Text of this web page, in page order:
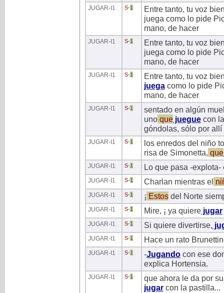
JUGAR-I1 S-1
Entre tanto, tu voz
juega como lo pide
mano, de hacer
JUGAR-I1 S-1
Entre tanto, tu voz
juega como lo pide
mano, de hacer
JUGAR-I1 S-1
Entre tanto, tu voz
juegacomo lo pide
mano, de hacer
JUGAR-I1 S-1
sentado en algún
unoquejueguecon
góndolas, sólo por allí
JUGAR-I1 S-1
los enredos del niño
risa de Simonetta, que
JUGAR-I1 S-1 Lo que pasa -explota-
JUGAR-I1 S-1 Charlan mientras el
JUGAR-I1 S-1 ¡ Estosdel Norte
JUGAR-I1 S-1 Mire, ¡ ya quierejugar
JUGAR-I1 S-1 Si quiere divertirse,
JUGAR-I1 S-1 Hace un rato
JUGAR-I1 S-1 -Jugandocon ese
explica Hortensia.
JUGAR-I1 S-1
que ahora le da por
jugarcon la pastilla...